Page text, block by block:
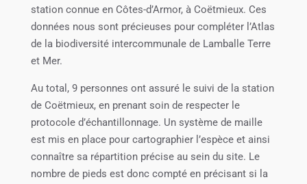
station connue en Côtes-d’Armor, à Coëtmieux. Ces
données nous sont précieuses pour compléter l’Atlas
de la biodiversité intercommunale de Lamballe Terre
et Mer.
Au total, 9 personnes ont assuré le suivi de la station
de Coëtmieux, en prenant soin de respecter le
protocole d’échantillonnage. Un système de maille
est mis en place pour cartographier l’espèce et ainsi
connaître sa répartition précise au sein du site. Le
nombre de pieds est donc compté en précisant si la